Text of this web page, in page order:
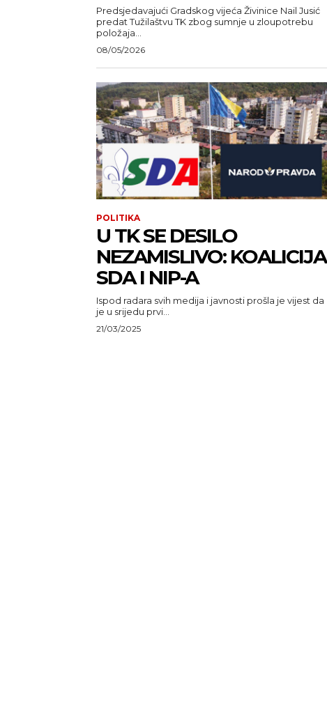
Predsjedavajući Gradskog vijeća Živinice Nail Jusić
predat Tužilaštvu TK zbog sumnje u zloupotrebu
položaja...
08/05/2026
POLITIKA
U TK SE DESILO
NEZAMISLIVO: KOALICIJA
SDA I NIP-A
Ispod radara svih medija i javnosti prošla je vijest da
je u srijedu prvi...
21/03/2025